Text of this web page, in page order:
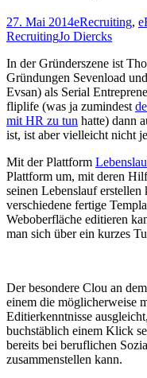
27. Mai 2014eRecruiting,
RecruitingJo Diercks
In der Gründerszene ist
Gründungen Sevenload
Evsan) als Serial
fliplife (was ja zumindest
mit HR zu tun hatte) dann
ist, ist aber vielleicht nicht
Mit der Plattform
Plattform um, mit deren
seinen Lebenslauf
verschiedene fertige
Weboberfläche editieren
man sich über ein kurzes
Der besondere Clou an
einem die möglicherweise
Editierkenntnisse
buchstäblich einem Klick
bereits bei beruflichen
zusammenstellen kann.